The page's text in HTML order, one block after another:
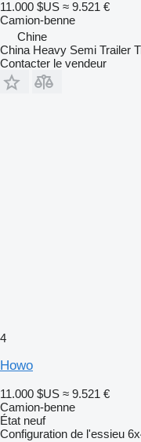
11.000 $US ≈ 9.521 €
Camion-benne
Chine
China Heavy Semi Trailer
Contacter le vendeur
4
Howo
11.000 $US ≈ 9.521 €
Camion-benne
État neuf
Configuration de l'essieu